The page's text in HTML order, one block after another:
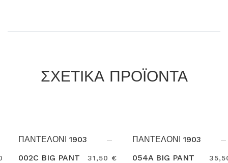
ΣΧΕΤΙΚΑ ΠΡΟΪΟΝΤΑ
ΠΑΝΤΕΛΟΝΙ 1903
002C BIG PANT
31,50 €
ΠΑΝΤΕΛΟΝΙ 1903
054A BIG PANT
35,50